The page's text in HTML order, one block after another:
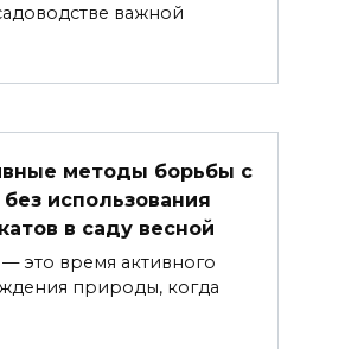
важной
методы борьбы с
без использования
в саду весной
это время активного
природы, когда